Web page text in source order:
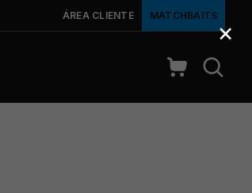
ÁREA CLIENTE MATCHBAITS
×